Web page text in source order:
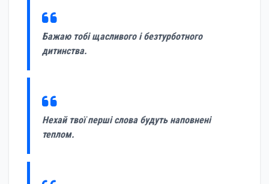
Бажаю тобі щасливого і безтурботного
дитинства.
Нехай твої перші слова будуть наповнені
теплом.